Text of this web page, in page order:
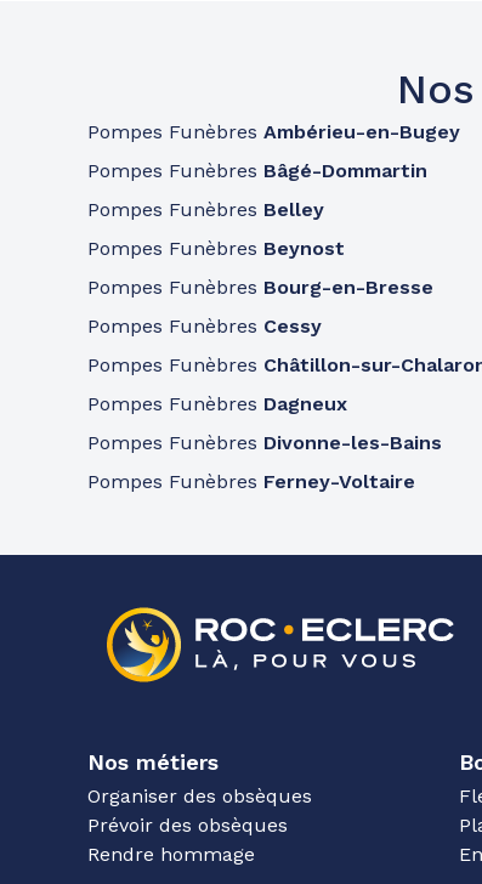
Pompes Funèbres Ambérieu-en-Bugey
Pompes Funèbres Bâgé-Dommartin
Pompes Funèbres Belley
Pompes Funèbres Beynost
Pompes Funèbres Bourg-en-Bresse
Pompes Funèbres Cessy
Pompes Funèbres Châtillon-sur-
Pompes Funèbres Dagneux
Pompes Funèbres Divonne-les-Bains
Pompes Funèbres Ferney-Voltaire
Nos métiers
Organiser des obsèques
Prévoir des obsèques
Rendre hommage